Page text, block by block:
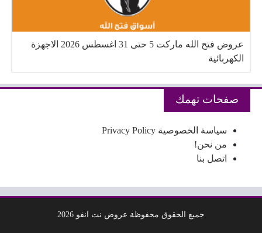
عروض فتح الله ماركت 5 حتى 31 اغسطس 2026 الاجهزة
الكهربائية
صفحات تهمك
سياسة الخصوصية Privacy Policy
من نحن!
اتصل بنا
جميع الحقوق محفوظة عروض نت انفو 2026